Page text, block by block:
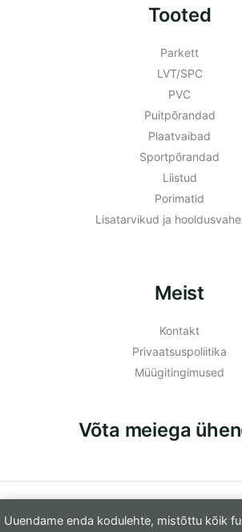
Uuendame enda kodulehte, mistõttu kõik
Tooted
Parkett
LVT/SPC
PVC
Puitpõrandad
Plaatvaibad
Sportpõrandad
Liistud
Porimatid
Lisatarvikud ja
Meist
Kontakt
Privaatsuspoliitika
Müügitingimused
Võta meiega